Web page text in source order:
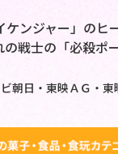
ケンジャー」の
戦士の「必殺ポ
ビ朝日・東映ＡＧ・東